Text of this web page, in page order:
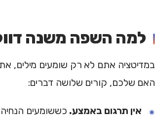
למה השפה משנה
במדיטציה אתם לא רק שומעים מילים,
האם שלכם, קורים שלושה דברים:
אין תרגום באמצע. כששומעים